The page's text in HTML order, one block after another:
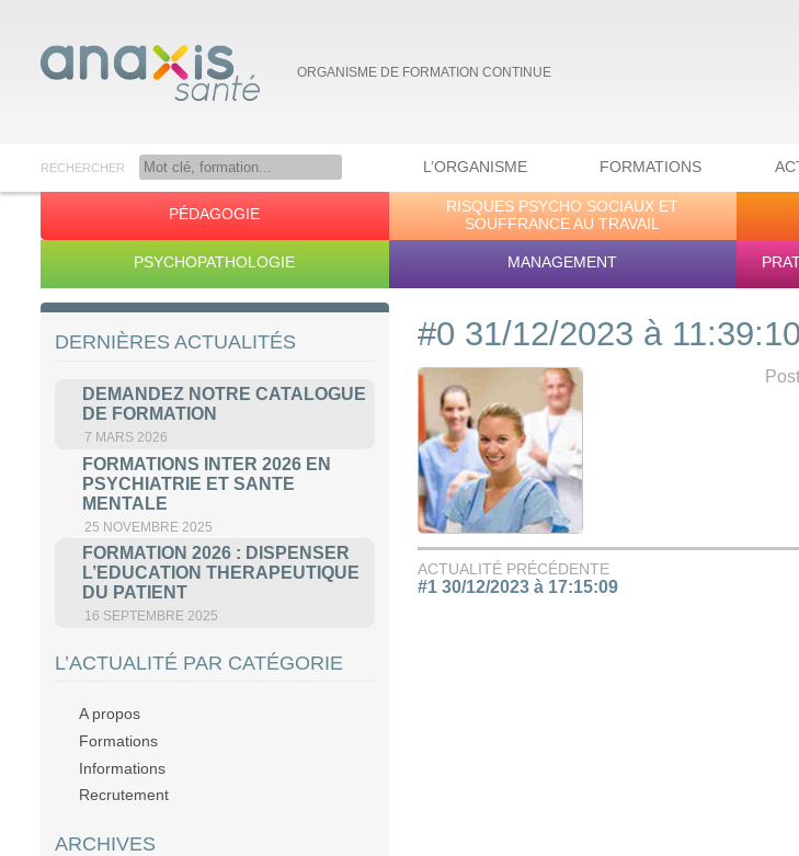
ORGANISME DE FORMATION CONTINUE
RECHERCHER L’ORGANISME FORMATIONS
PÉDAGOGIE
RISQUES PSYCHO SOCIAUX ET
SOUFFRANCE AU TRAVAIL
PSYCHOPATHOLOGIE MANAGEMENT
#0 31/12/2023 à 11:39:10
ACTUALITÉ PRÉCÉDENTE
#1 30/12/2023 à 17:15:09
DERNIÈRES ACTUALITÉS
DEMANDEZ NOTRE CATALOGUE
DE FORMATION
7 MARS 2026
FORMATIONS INTER 2026 EN
PSYCHIATRIE ET SANTE
MENTALE
25 NOVEMBRE 2025
FORMATION 2026 : DISPENSER
L’EDUCATION THERAPEUTIQUE
DU PATIENT
16 SEPTEMBRE 2025
L’ACTUALITÉ PAR CATÉGORIE
A propos
Formations
Informations
Recrutement
ARCHIVES